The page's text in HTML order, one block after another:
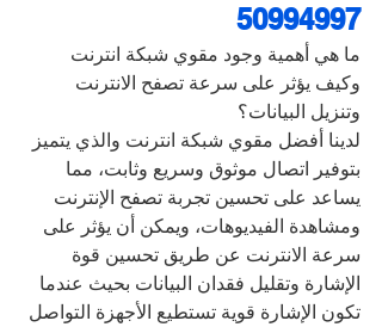
50994997
ما هي أهمية وجود مقوي شبكة انترنت
وكيف يؤثر على سرعة تصفح الانترنت
وتنزيل البيانات؟
لدينا أفضل مقوي شبكة انترنت والذي يتميز
بتوفير اتصال موثوق وسريع وثابت، مما
يساعد على تحسين تجربة تصفح الإنترنت
ومشاهدة الفيديوهات، ويمكن أن يؤثر على
سرعة الانترنت عن طريق تحسين قوة
الإشارة وتقليل فقدان البيانات بحيث عندما
تكون الإشارة قوية تستطيع الأجهزة التواصل